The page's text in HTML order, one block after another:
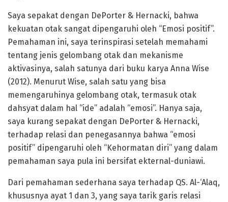
Saya sepakat dengan DePorter & Hernacki, bahwa
kekuatan otak sangat dipengaruhi oleh “Emosi positif”.
Pemahaman ini, saya terinspirasi setelah memahami
tentang jenis gelombang otak dan mekanisme
aktivasinya, salah satunya dari buku karya Anna Wise
(2012). Menurut Wise, salah satu yang bisa
memengaruhinya gelombang otak, termasuk otak
dahsyat dalam hal “ide” adalah “emosi”. Hanya saja,
saya kurang sepakat dengan DePorter & Hernacki,
terhadap relasi dan penegasannya bahwa “emosi
positif” dipengaruhi oleh “Kehormatan diri” yang dalam
pemahaman saya pula ini bersifat ekternal-duniawi.
Dari pemahaman sederhana saya terhadap QS. Al-‘Alaq,
khususnya ayat 1 dan 3, yang saya tarik garis relasi